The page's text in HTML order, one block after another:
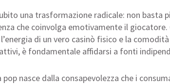
una trasformazione radicale: non basta
che coinvolga emotivamente il
di un vero casinò fisico e la
è fondamentale affidarsi a fonti
nasce dalla consapevolezza che i